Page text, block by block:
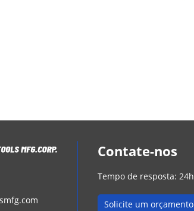
Contate-nos
Tempo de resposta: 24h
Solicite um orçamento